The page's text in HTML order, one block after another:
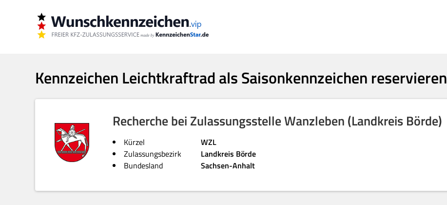
Kennzeichen Leichtkraftrad als Saisonkennzeichen reservieren
Recherche bei Zulassungsstelle Wanzleben (Landkreis Börde)
Kürzel
WZL
Zulassungsbezirk
Landkreis Börde
Bundesland
Sachsen-Anhalt